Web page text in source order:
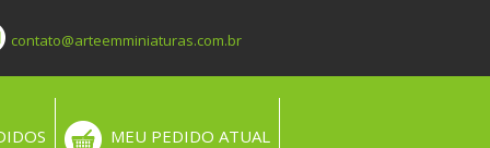
contato@arteemminiaturas.com.br
MEU PEDIDO ATUAL